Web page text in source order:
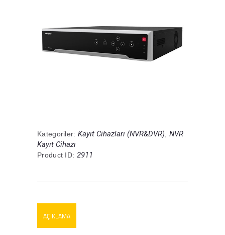
Kategoriler: Kayıt Cihazları (NVR&DVR) NVR
Kayıt Cihazı
Product ID: 2911
AÇIKLAMA